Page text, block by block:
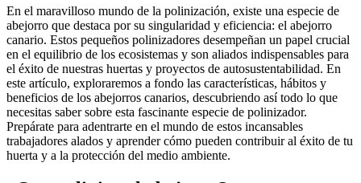
En el maravilloso mundo de la polinización, existe una especie de
abejorro que destaca por su singularidad y eficiencia: el abejorro
canario. Estos pequeños polinizadores desempeñan un papel crucial
en el equilibrio de los ecosistemas y son aliados indispensables para
el éxito de nuestras huertas y proyectos de autosustentabilidad. En
este artículo, exploraremos a fondo las características, hábitos y
beneficios de los abejorros canarios, descubriendo así todo lo que
necesitas saber sobre esta fascinante especie de polinizador.
Prepárate para adentrarte en el mundo de estos incansables
trabajadores alados y aprender cómo pueden contribuir al éxito de tu
huerta y a la protección del medio ambiente.